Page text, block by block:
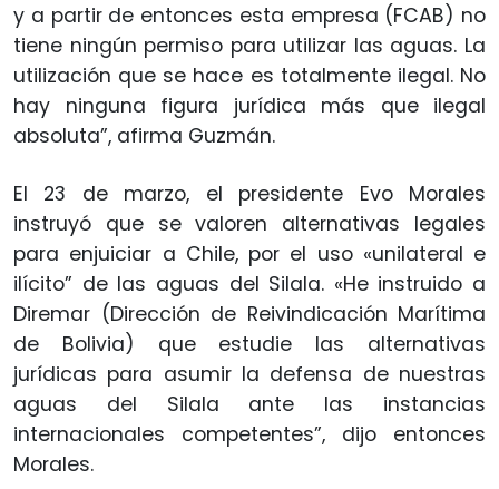
y a partir de entonces esta empresa (FCAB) no
tiene ningún permiso para utilizar las aguas. La
utilización que se hace es totalmente ilegal. No
hay ninguna figura jurídica más que ilegal
absoluta”, afirma Guzmán.
El 23 de marzo, el presidente Evo Morales
instruyó que se valoren alternativas legales
para enjuiciar a Chile, por el uso «unilateral e
ilícito” de las aguas del Silala. «He instruido a
Diremar (Dirección de Reivindicación Marítima
de Bolivia) que estudie las alternativas
jurídicas para asumir la defensa de nuestras
aguas del Silala ante las instancias
internacionales competentes”, dijo entonces
Morales.